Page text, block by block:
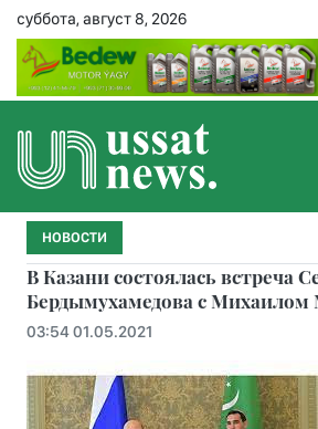
суббота, август 8, 2026
НОВОСТИ
В Казани состоялась встреча
Бердымухамедова с
03:54 01.05.2021